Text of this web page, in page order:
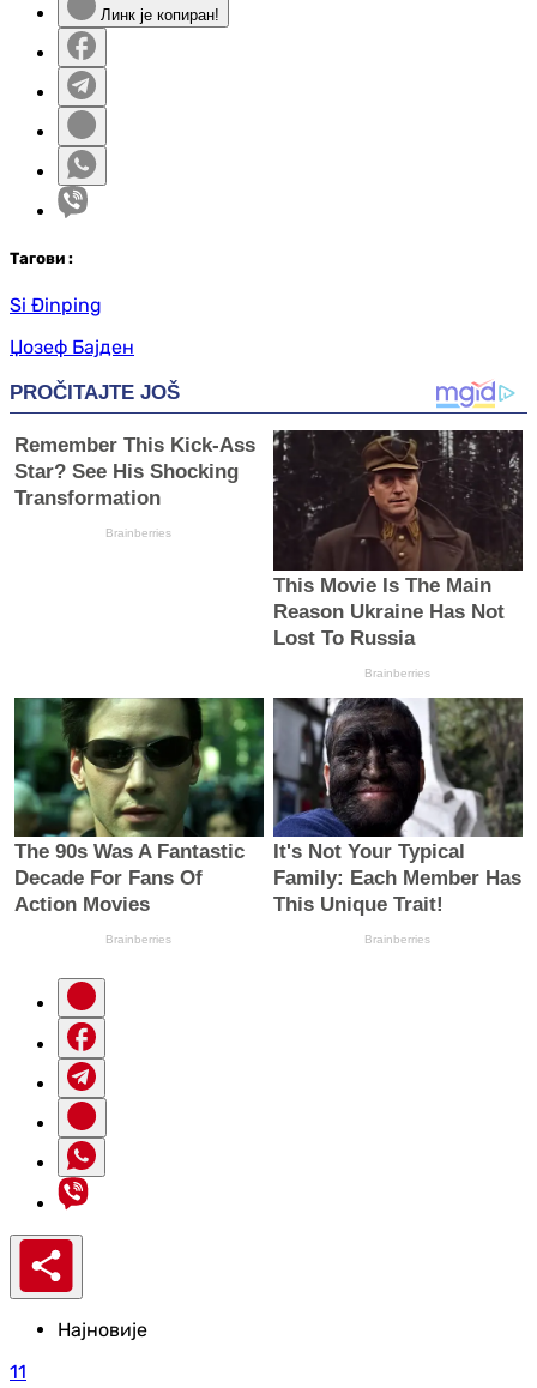
Линк је копиран!
Тагови :
Si Đinping
Џозеф Бајден
Најновије
11